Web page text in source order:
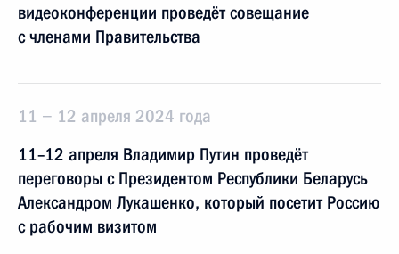
видеоконференции проведёт совещание
с членами Правительства
11 − 12 апреля 2024 года
11–12 апреля Владимир Путин проведёт
переговоры с Президентом Республики Беларусь
Александром Лукашенко, который посетит Россию
с рабочим визитом